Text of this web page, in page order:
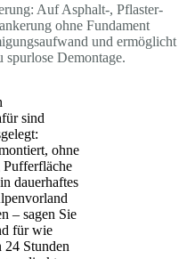
Auf Asphalt-, Pflaster-
ohne Fundament
und ermöglicht
spurlose Demontage.
sind
ohne
Pufferfläche
dauerhaftes
– sagen Sie
für wie
24 Stunden